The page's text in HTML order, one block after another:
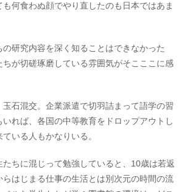
何食わぬ顔でやり直したのも日本ではあま
研究内容を深く知ることはできなかった
ちが切磋琢磨している雰囲気がそこここに感
石混交。企業派遣で切羽詰まって語学の習
れば、各国の中等教育をドロップアウトし
いる人もかなりいる。
ちに混じって勉強していると、10歳は若返
らはじまる仕事の生活とは別次元の時間の流